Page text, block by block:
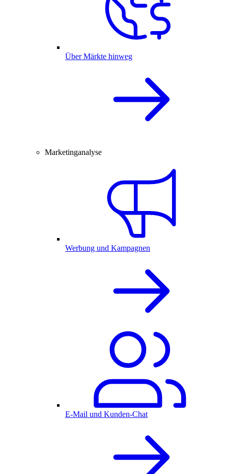
Über Märkte hinweg
Marketinganalyse
Werbung und Kampagnen
E-Mail und Kunden-Chat